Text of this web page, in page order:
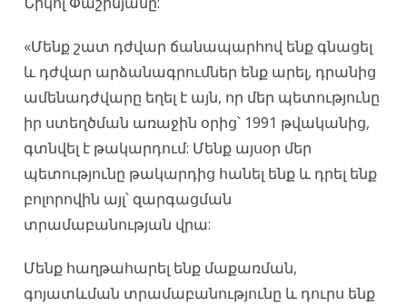
«Մենք շատ դժվար ճանապարհով ենք գնացել
և դժվար արձանագրումներ ենք արել, դրանից
ամենադժվարը եղել է այն, որ մեր պետությունը
իր ստեղծման առաջին օրից՝ 1991 թվականից,
գտնվել է թակարդում: Մենք այսօր մեր
պետությունը թակարդից հանել ենք և դրել ենք
բոլորովին այլ՝ զարգացման
տրամաբանության վրա:
Մենք հաղթահարել ենք մաքառման,
գոյատևման տրամաբանությունը և դուրս ենք